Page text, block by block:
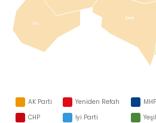
İSL
ŞHB
AK Parti
CHP
Yeniden Refah
İyi Parti
MHP